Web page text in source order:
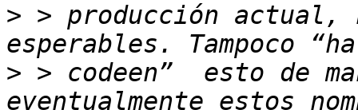
> > producción actual,
> > codeen”  esto de